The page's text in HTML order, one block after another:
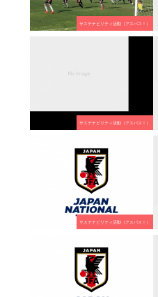
サステナビリティ活動（アスパス！）
サステナビリティ活動（アスパス！）
サステナビリティ活動（アスパス！）